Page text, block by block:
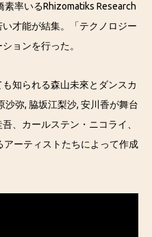
率いるRhizomatiks Research
才能が結集。「テクノロジー
ョンを行った。
知られる森山未來とダンスカ
沙弥, 脇坂江梨沙, 安川香が舞台
、カールステン・ニコライ、
アーティストたちによって作成